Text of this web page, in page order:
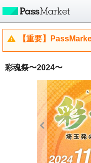
【重要】
彩魂祭〜2024〜